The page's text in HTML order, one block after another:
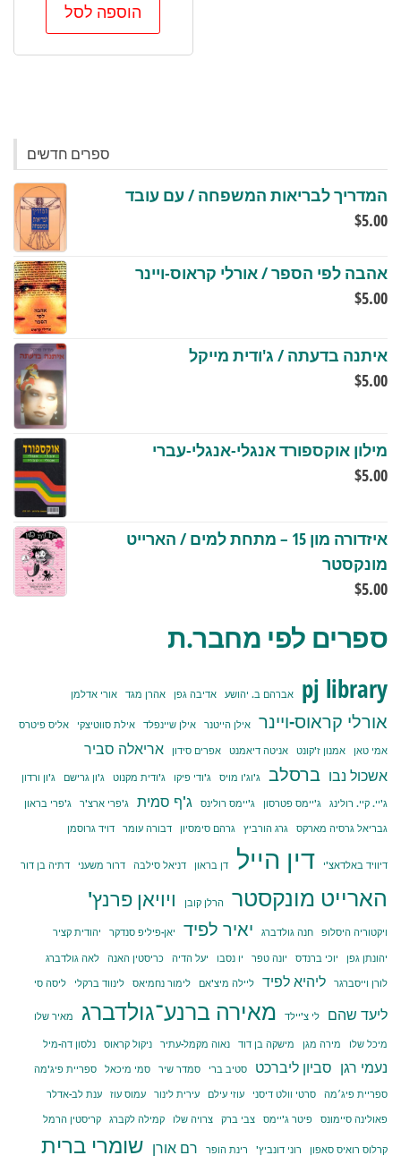
הוספה לסל
ספרים חדשים
המדריך לבריאות המשפחה / עם עובד
$5.00
אהבה לפי הספר / אורלי קראוס-ויינר
$5.00
איתנה בדעתה / ג'ודית מייקל
$5.00
מילון אוקספורד אנגלי-אנגלי-עברי
$5.00
איזדורה מון 15 – מתחת למים / הארייט
מונקסטר
$5.00
ספרים לפי מחבר.ת
pj library אברהם ב. יהושע אדיבה גפן אהרן מגד אורי אדלמן
אורלי קראוס-ויינר אילן הייטנר אילן שיינפלד אילת סווטיצקי אליס פיטרס
אמי טאן אמנון ז'קונט אניטה דיאמנט אפרים סידון
אריאלה סביר
אשכול נבו ברסלב ג'וג'ו מויס ג'ודי פיקו ג'ודית מקנוט ג'ון גרישם ג'ון ורדון
ג'יי. קיי. רולינג ג'יימס פטרסון ג'יימס רולינס ג'ף סמית ג'פרי ארצ'ר
ג'פרי בראון
גבריאל גרסיה מארקס
גרג הורביץ גרהם סימסיון דבורה עומר דויד גרוסמן
דיוויד באלדאצ'י דין הייל דן בראון דניאל סילבה דרור משעני דתיה בן דור
הארייט מונקסטר הרלן קובן ויויאן פרנץ'
ויקטוריה היסלופ חנה גולדברג יאיר לפיד יאן-פיליפ סנדקר יהודית קציר
יהונתן גפן יוכי ברנדס יונה טפר יו נסבו יעל הדיה כריסטין האנה
לאה גולדברג
לורן וייסברגר
ליהיא לפיד ליילה מיצ'אם לימור נחמיאס לינווד ברקלי ליסה סי
ליעד שהם לי צ'יילד מאירה ברנע־גולדברג מאיר שלו
מיכל שלו מירה מגן מישקה בן דוד נאוה מקמל-עתיר ניקול קראוס נלסון דה-מיל
נעמי רגן סביון ליברכט סטיב ברי סמדר שיר סמי מיכאל
ספריית פיג'מה
ספריית פיג׳מה
סרטי וולט דיסני עוזי עילם עירית לינור עמוס עוז
ענת לב-אדלר
פאולינה סיימונס
פיטר ג'יימס צבי ברק צרויה שלו קמילה לקברג קריסטין הרמל
קרלוס רואיס סאפון רוני דונביץ' רינת הופר רם אורן שומרי ברית